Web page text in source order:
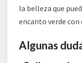
la belleza que
encanto verde
Algunas